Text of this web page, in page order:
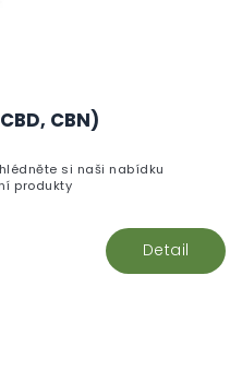
CBN)
Detail
si naši nabídku
produkty